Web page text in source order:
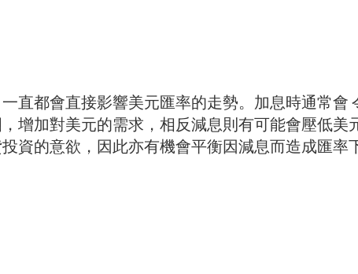
直都會直接影響美元匯率的走勢。加息時通常會
增加對美元的需求，相反減息則有可能會壓低美
資的意欲，因此亦有機會平衡因減息而造成匯率